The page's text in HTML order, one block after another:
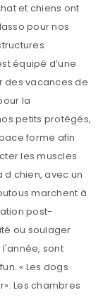
et chiens ont
pour nos
équipé d’une
des vacances de
la
petits protégés,
forme afin
les muscles.
d chien, avec un
marchent à
post-
ou soulager
l'année, sont
« Les dogs
Les chambres